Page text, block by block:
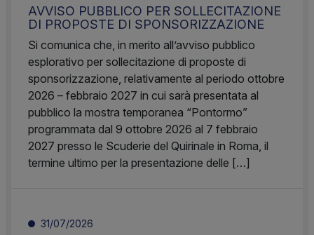
AVVISO PUBBLICO PER SOLLECITAZIONE
DI PROPOSTE DI SPONSORIZZAZIONE
Si comunica che, in merito all’avviso pubblico
esplorativo per sollecitazione di proposte di
sponsorizzazione, relativamente al periodo ottobre
2026 – febbraio 2027 in cui sarà presentata al
pubblico la mostra temporanea “Pontormo”
programmata dal 9 ottobre 2026 al 7 febbraio
2027 presso le Scuderie del Quirinale in Roma, il
termine ultimo per la presentazione delle […]
31/07/2026